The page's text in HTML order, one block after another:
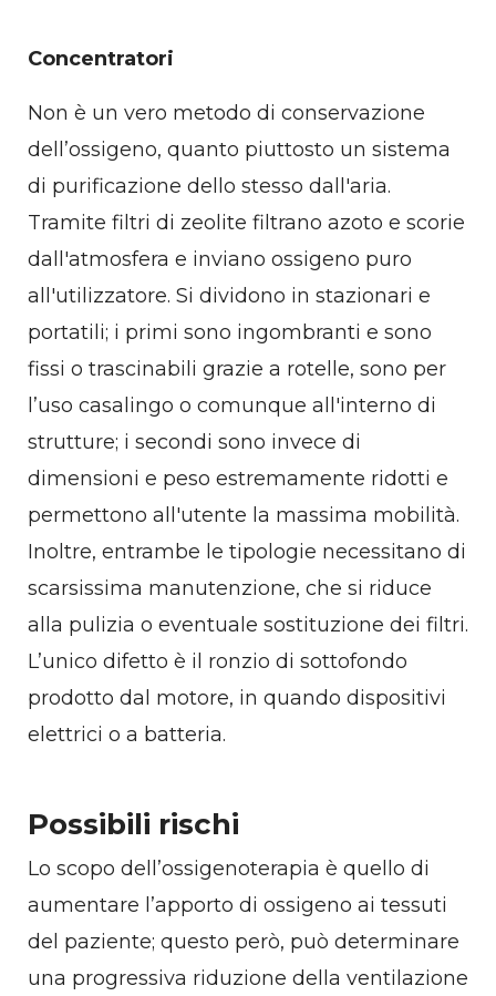
Concentratori
Non è un vero metodo di conservazione
dell’ossigeno, quanto piuttosto un sistema
di purificazione dello stesso dall'aria.
Tramite filtri di zeolite filtrano azoto e scorie
dall'atmosfera e inviano ossigeno puro
all'utilizzatore. Si dividono in stazionari e
portatili; i primi sono ingombranti e sono
fissi o trascinabili grazie a rotelle, sono per
l’uso casalingo o comunque all'interno di
strutture; i secondi sono invece di
dimensioni e peso estremamente ridotti e
permettono all'utente la massima mobilità.
Inoltre, entrambe le tipologie necessitano di
scarsissima manutenzione, che si riduce
alla pulizia o eventuale sostituzione dei filtri.
L’unico difetto è il ronzio di sottofondo
prodotto dal motore, in quando dispositivi
elettrici o a batteria.
Possibili rischi
Lo scopo dell’ossigenoterapia è quello di
aumentare l’apporto di ossigeno ai tessuti
del paziente; questo però, può determinare
una progressiva riduzione della ventilazione